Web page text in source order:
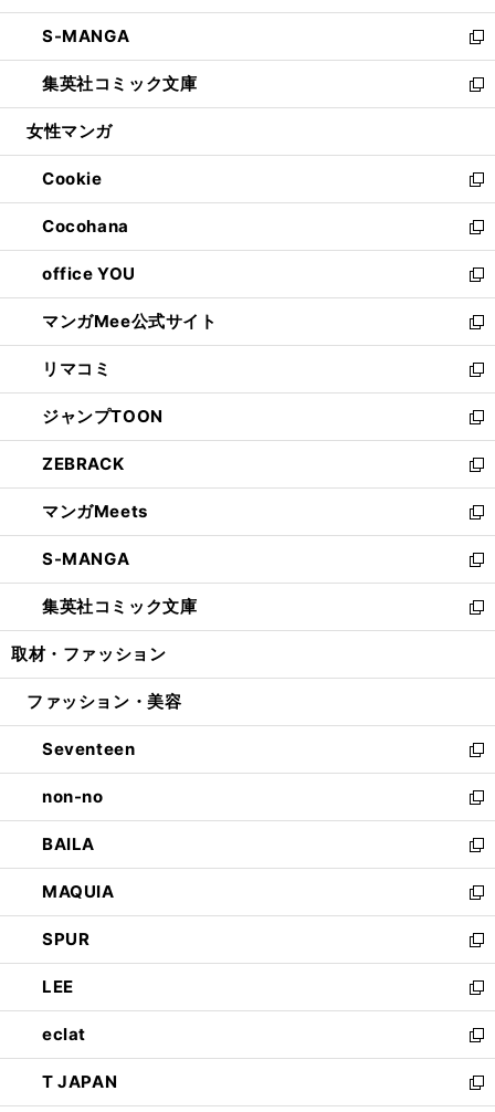
開
く
ウ
で
開
く
ン
ド
ウ
で
開
ウ
ィ
ン
ド
ウ
開
く
し
い
ウ
ィ
ン
ウ
で
開
く
S-MANGA
新
し
い
ウ
ン
ド
ウ
で
開
く
集英社コミック文庫
新
し
ウ
ィ
ン
ド
ウ
で
開
く
女性マンガ
Cookie
新
し
い
ウ
ィ
ン
ド
ウ
で
開
く
Cocohana
新
し
い
ウ
ィ
ン
ド
ウ
で
開
く
office YOU
新
し
い
ウ
ィ
ン
ド
ウ
で
開
く
マンガMee公式サイト
新
し
い
ウ
ィ
ン
ド
ウ
で
開
く
リマコミ
新
し
い
ウ
ィ
ン
ド
ウ
で
開
く
ジャンプTOON
新
し
い
ウ
ィ
ン
ド
ウ
で
開
ZEBRACK
新
し
い
ウ
ィ
ン
ド
ウ
開
マンガMeets
新
し
い
ウ
ィ
ン
ウ
開
く
S-MANGA
新
し
い
ウ
ン
ウ
で
開
く
集英社コミック文庫
新
し
ウ
ン
ド
ウ
で
開
く
取材・ファッション
ファッション・美容
Seventeen
新
し
い
ウ
ィ
ン
ド
ウ
で
開
く
non-no
新
し
い
ウ
ィ
ン
ド
ウ
で
開
く
BAILA
新
し
い
ウ
ィ
ン
ド
ウ
で
開
く
MAQUIA
新
し
い
ウ
ィ
ン
ド
ウ
で
開
SPUR
新
し
い
ウ
ィ
ン
ド
ウ
LEE
新
し
い
ウ
ィ
ン
eclat
新
し
い
T JAPAN
新